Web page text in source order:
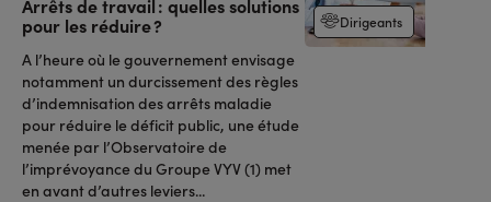
Arrêts de travail : quelles solutions
pour les réduire ?
A l’heure où le gouvernement envisage
notamment un durcissement des règles
d’indemnisation des arrêts maladie
pour réduire le déficit public, une étude
menée par l’Observatoire de
l’imprévoyance du Groupe VYV (1) met
en avant d’autres leviers...
Dirigeants